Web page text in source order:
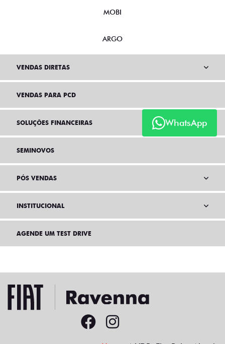
WhatsApp
MOBI
ARGO
VENDAS DIRETAS
VENDAS PARA PCD
SOLUÇÕES FINANCEIRAS
SEMINOVOS
PÓS VENDAS
INSTITUCIONAL
AGENDE UM TEST DRIVE